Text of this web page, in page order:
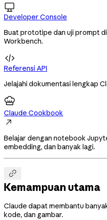

Developer Console
Buat prototipe dan uji prompt
Workbench.

Referensi API
Jelajahi dokumentasi lengkap
Claude Cookbook

Belajar dengan notebook
embedding, dan banyak lagi.

Kemampuan utama
Claude dapat membantu
kode, dan gambar.